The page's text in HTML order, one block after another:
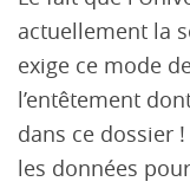
actuellement la
exige ce mode
l’entêtement
dans ce dossier
les données